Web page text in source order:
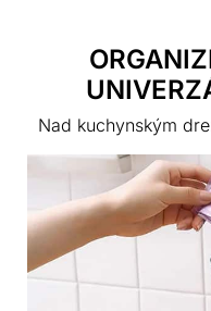
Nad kuchynským